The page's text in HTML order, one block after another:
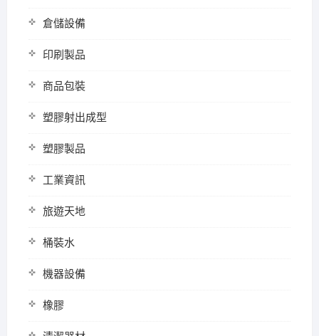
倉儲設備
印刷製品
商品包裝
塑膠射出成型
塑膠製品
工業資訊
旅遊天地
桶裝水
機器設備
橡膠